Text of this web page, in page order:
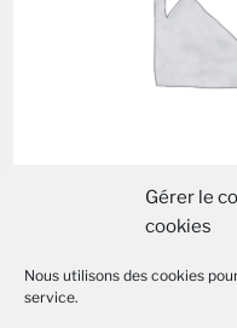
Gérer le
cookies
Nous utilisons des cookies
service.